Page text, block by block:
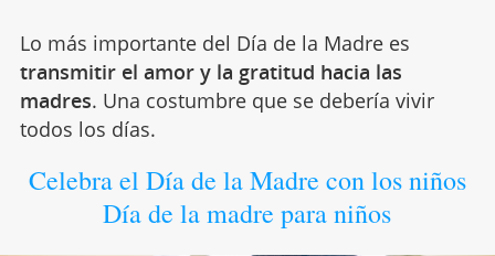
Lo más importante del Día de la Madre es
transmitir el amor y la gratitud hacia las
madres. Una costumbre que se debería vivir
todos los días.
Celebra el Día de la Madre con los niños
Día de la madre para niños